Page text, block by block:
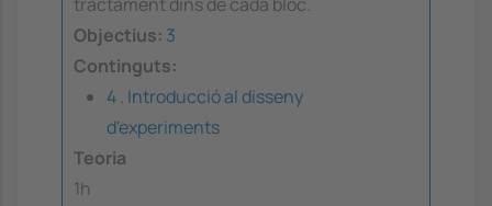
Objectius: 3
Continguts:
4 . Introducció al disseny
d'experiments
Teoria
1h